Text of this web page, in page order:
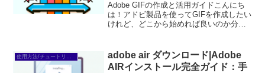
Adobe GIFの作成と活用ガイドこんにち
は！アドビ製品を使ってGIFを作成したい
けれど、どこから始めれば良いのか分か
GIFは、楽しいアニメーションや情報を手
軽に...
使用方法/チュートリアル
adobe air ダウンロード|Adobe
AIRインストール完全ガイド：手